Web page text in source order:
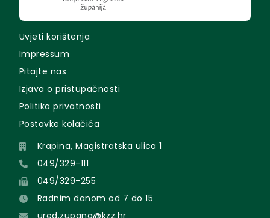
Uvjeti korištenja
Impressum
Pitajte nas
Izjava o pristupačnosti
Politika privatnosti
Postavke kolačića
Krapina, Magistratska ulica 1
049/329-111
049/329-255
Radnim danom od 7 do 15